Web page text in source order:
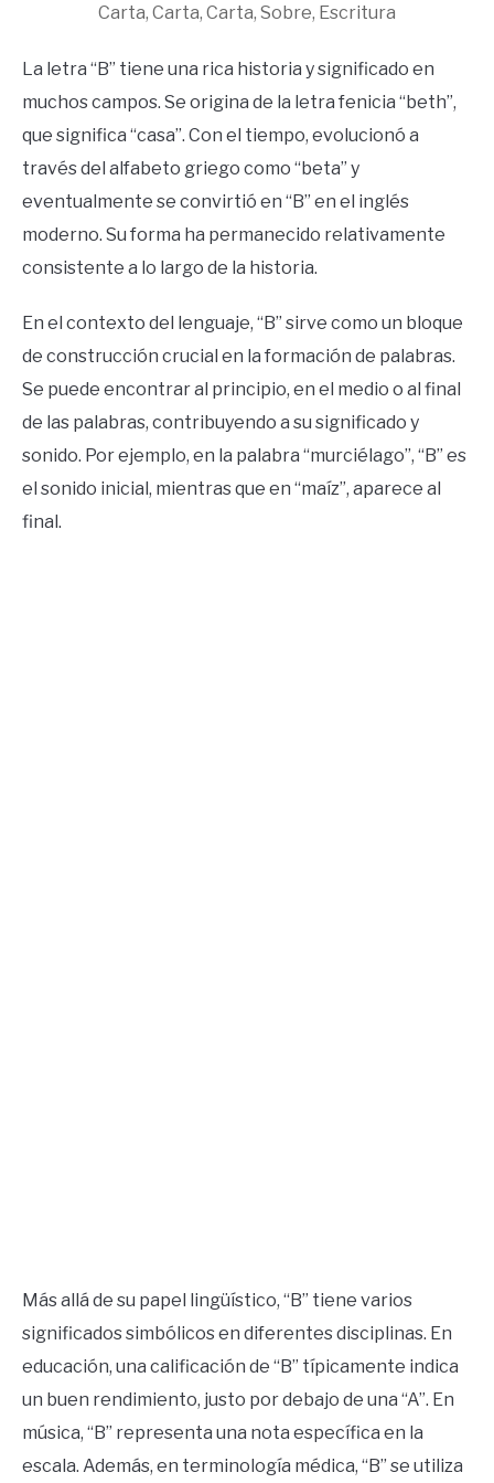
Carta, Carta, Carta, Sobre, Escritura
La letra “B” tiene una rica historia y significado en
muchos campos. Se origina de la letra fenicia “beth”,
que significa “casa”. Con el tiempo, evolucionó a
través del alfabeto griego como “beta” y
eventualmente se convirtió en “B” en el inglés
moderno. Su forma ha permanecido relativamente
consistente a lo largo de la historia.
En el contexto del lenguaje, “B” sirve como un bloque
de construcción crucial en la formación de palabras.
Se puede encontrar al principio, en el medio o al final
de las palabras, contribuyendo a su significado y
sonido. Por ejemplo, en la palabra “murciélago”, “B” es
el sonido inicial, mientras que en “maíz”, aparece al
final.
Más allá de su papel lingüístico, “B” tiene varios
significados simbólicos en diferentes disciplinas. En
educación, una calificación de “B” típicamente indica
un buen rendimiento, justo por debajo de una “A”. En
música, “B” representa una nota específica en la
escala. Además, en terminología médica, “B” se utiliza